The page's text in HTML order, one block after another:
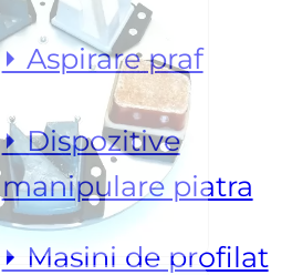
⏵ Aspirare praf
⏵ Dispozitive
manipulare piatra
⏵ Masini de profilat